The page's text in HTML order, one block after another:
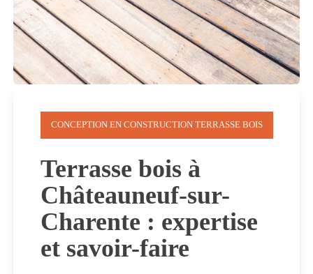
CONCEPTION EN CONSTRUCTION TERRASSE BOIS
Terrasse bois à
Châteauneuf-sur-
Charente : expertise
et savoir-faire